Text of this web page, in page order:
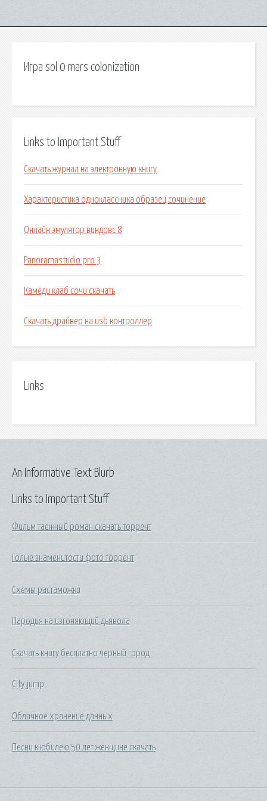
Игра sol 0 mars colonization
Links to Important Stuff
Скачать журнал на электронную книгу
Характеристика одноклассника образец сочинение
Онлайн эмулятор виндовс 8
Panoramastudio pro 3
Камеди клаб сочи скачать
Скачать драйвер на usb контроллер
Links
Links to Important Stuff
Фильм таежный роман скачать торрент
Голые знаменитости фото торрент
Схемы растаможки
Пародия на изгоняющий дьявола
Скачать книгу бесплатно черный город
City jump
Облачное хранение данных
Песни к юбилею 50 лет женщине скачать
An Informative Text Blurb